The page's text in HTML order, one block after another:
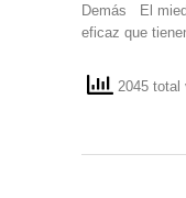
Demás El
eficaz que
2045 total